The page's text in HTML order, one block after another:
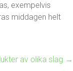
exempelvis
middagen helt
av olika slag →